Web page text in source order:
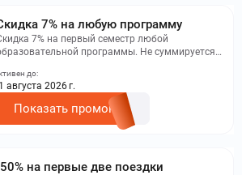
7% на любую программу
7% на первый семестр любой
программы. Не суммируется с
сайте.
до:
августа 2026 г.
Показать промокод
на первые две поездки